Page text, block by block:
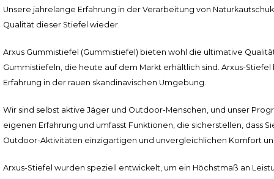
Unsere jahrelange Erfahrung in der Verarbeitung von
Qualität dieser Stiefel wieder.
Arxus Gummistiefel (Gummistiefel) bieten wohl die ultimative
Gummistiefeln, die heute auf dem Markt erhältlich sind. Arxus-
Erfahrung in der rauen skandinavischen Umgebung.
Wir sind selbst aktive Jäger und Outdoor-Menschen, und unser
eigenen Erfahrung und umfasst Funktionen, die sicherstellen, dass
Outdoor-Aktivitäten einzigartigen und unvergleichlichen Komfort
Arxus-Stiefel wurden speziell entwickelt, um ein Höchstmaß an